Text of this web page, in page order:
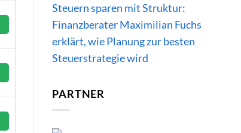
Steuern sparen mit Struktur:
Finanzberater Maximilian Fuchs
erklärt, wie Planung zur besten
Steuerstrategie wird
PARTNER